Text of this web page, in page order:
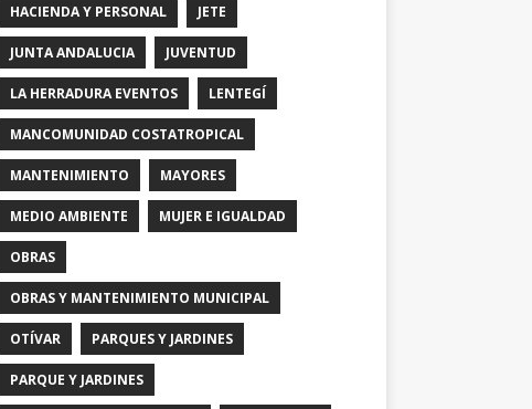
HACIENDA Y PERSONAL JETE
JUNTA ANDALUCIA JUVENTUD
LA HERRADURA EVENTOS LENTEGÍ
MANCOMUNIDAD COSTATROPICAL
MANTENIMIENTO MAYORES
MEDIO AMBIENTE MUJER E IGUALDAD
OBRAS
OBRAS Y MANTENIMIENTO MUNICIPAL
OTÍVAR PARQUES Y JARDINES
PARQUE Y JARDINES